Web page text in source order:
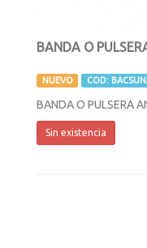
BANDA O
NUEVO COD:
BANDA O PULSERA
Sin existencia